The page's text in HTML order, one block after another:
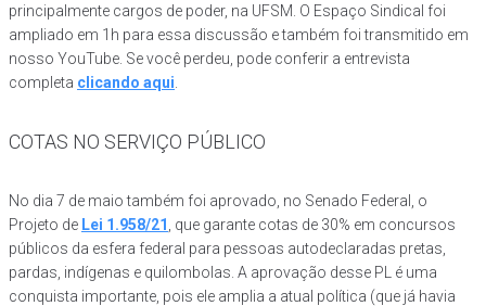
principalmente cargos de poder, na UFSM. O Espaço Sindical foi
ampliado em 1h para essa discussão e também foi transmitido em
nosso YouTube. Se você perdeu, pode conferir a entrevista
completa clicando aqui
COTAS NO SERVIÇO PÚBLICO
No dia 7 de maio também foi aprovado, no Senado Federal, o
Projeto de Lei 1.958/21
, que garante cotas de 30% em concursos
públicos da esfera federal para pessoas autodeclaradas pretas,
pardas, indígenas e quilombolas. A aprovação desse PL é uma
conquista importante, pois ele amplia a atual política (que já havia